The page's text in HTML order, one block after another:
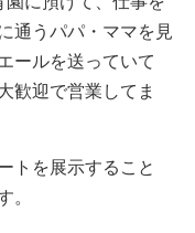
通うパパ・ママを見
ールを送っていて
歓迎で営業してま
トを展示すること
。